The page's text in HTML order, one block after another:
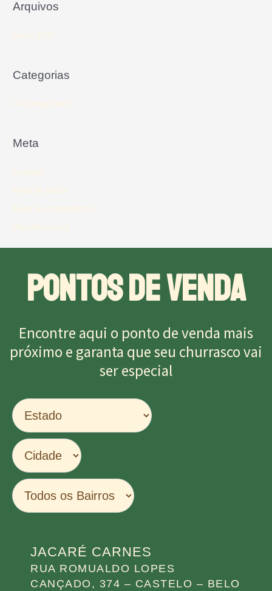
Arquivos
junho 2021
Categorias
Uncategorized
Meta
Acessar
Feed de posts
Feed de comentários
WordPress.org
PONTOS DE VENDA
Encontre aqui o ponto de venda mais
próximo e garanta que seu churrasco vai
ser especial
JACARÉ CARNES
RUA ROMUALDO LOPES
CANÇADO, 374 – CASTELO – BELO